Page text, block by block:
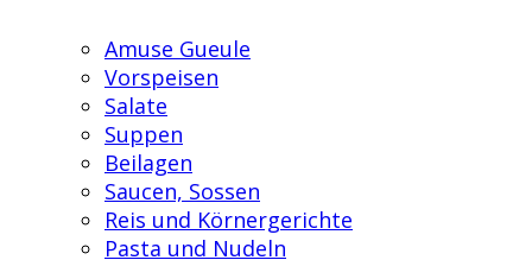
Amuse Gueule
Vorspeisen
Salate
Suppen
Beilagen
Saucen, Sossen
Reis und Körnergerichte
Pasta und Nudeln